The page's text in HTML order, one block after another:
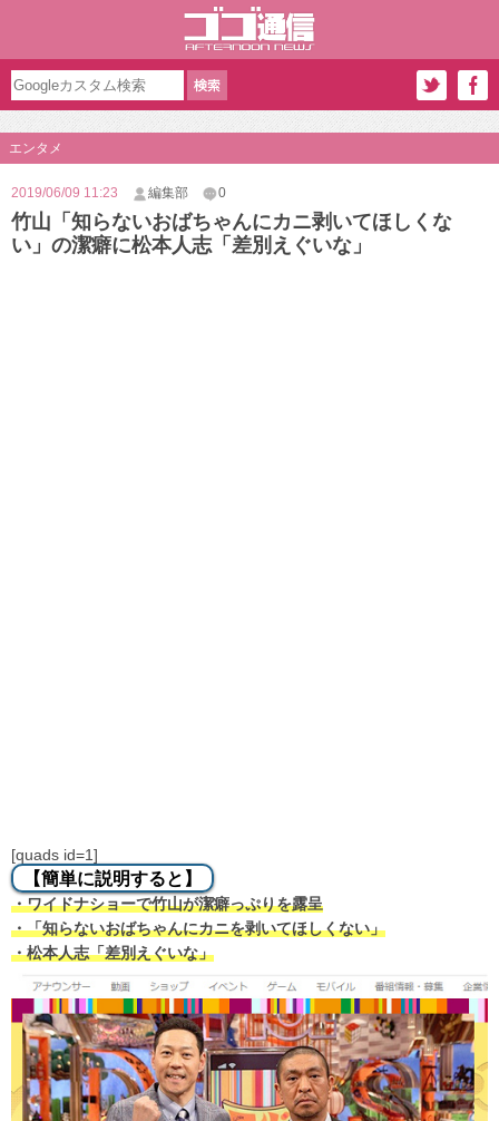
エンタメ
2019/06/09 11:23 編集部 0
竹山「知らないおばちゃんにカニ剥いてほしくな
い」の潔癖に松本人志「差別えぐいな」
[quads id=1]
【簡単に説明すると】
・ワイドナショーで竹山が潔癖っぷりを露呈
・「知らないおばちゃんにカニを剥いてほしくない」
・松本人志「差別えぐいな」